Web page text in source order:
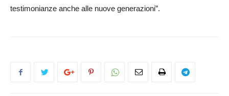
testimonianze anche alle nuove generazioni”.